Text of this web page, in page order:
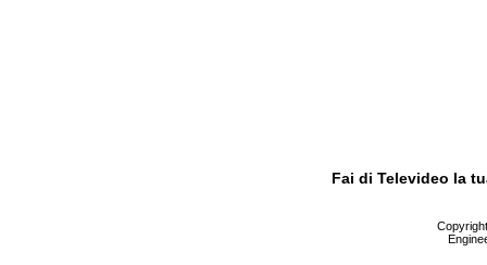
Fai di Televideo la